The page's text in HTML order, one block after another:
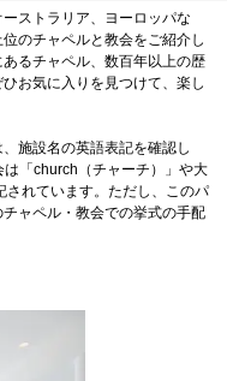
ストラリア、ヨーロッパな
のチャペルと教会をご紹介し
るチャペル、数百年以上の歴
お気に入りを見つけて、楽し
施設名の英語表記を確認し
「church（チャーチ）」や大
れています。ただし、このパ
ャペル・教会での挙式の手配